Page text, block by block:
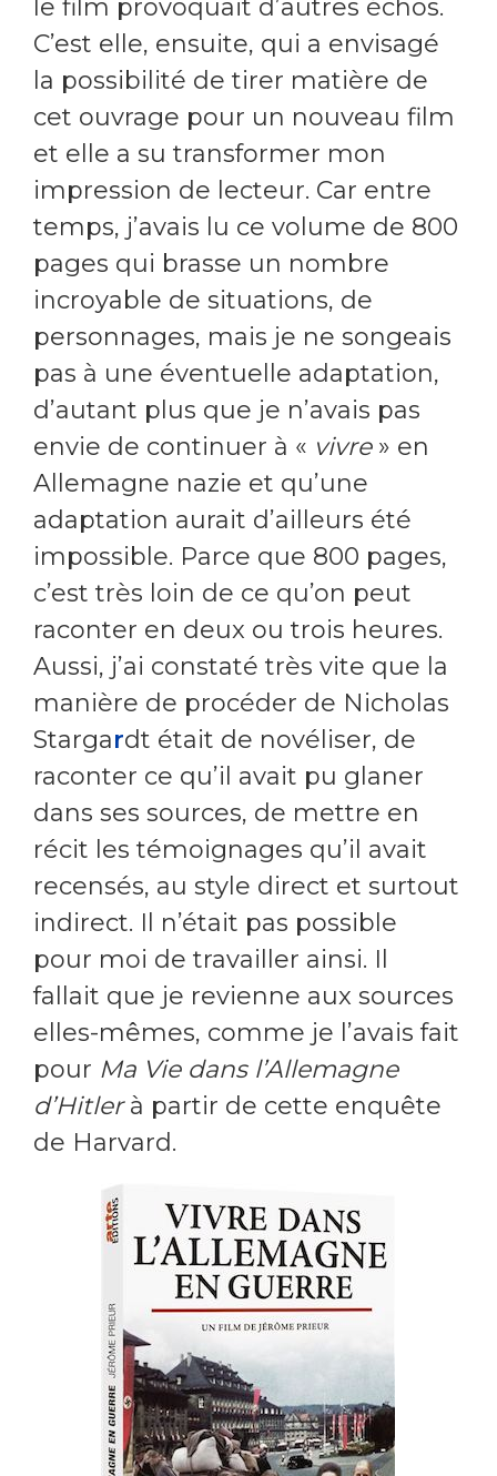
le film provoquait d’autres échos.
C’est elle, ensuite, qui a envisagé
la possibilité de tirer matière de
cet ouvrage pour un nouveau film
et elle a su transformer mon
impression de lecteur. Car entre
temps, j’avais lu ce volume de 800
pages qui brasse un nombre
incroyable de situations, de
personnages, mais je ne songeais
pas à une éventuelle adaptation,
d’autant plus que je n’avais pas
envie de continuer à « vivre » en
Allemagne nazie et qu’une
adaptation aurait d’ailleurs été
impossible. Parce que 800 pages,
c’est très loin de ce qu’on peut
raconter en deux ou trois heures.
Aussi, j’ai constaté très vite que la
manière de procéder de Nicholas
Stargardt était de novéliser, de
raconter ce qu’il avait pu glaner
dans ses sources, de mettre en
récit les témoignages qu’il avait
recensés, au style direct et surtout
indirect. Il n’était pas possible
pour moi de travailler ainsi. Il
fallait que je revienne aux sources
elles-mêmes, comme je l’avais fait
pour Ma Vie dans l’Allemagne
d’Hitlerà partir de cette enquête
de Harvard.